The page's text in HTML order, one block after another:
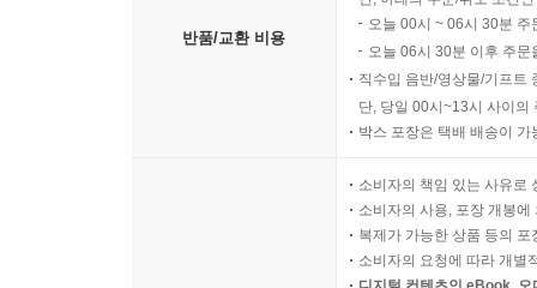
5.5 요약 341
반품/교환 비용
오늘 00시 ~ 06시 30분
오늘 06시 30분 이후 주
직수입 음반/영상물/기프트
단, 당일 00시~13시 사이의
박스 포장은 택배 배송이
소비자의 책임 있는 사유로
소비자의 사용, 포장 개봉
복제가 가능한 상품 등의
소비자의 요청에 따라 개별